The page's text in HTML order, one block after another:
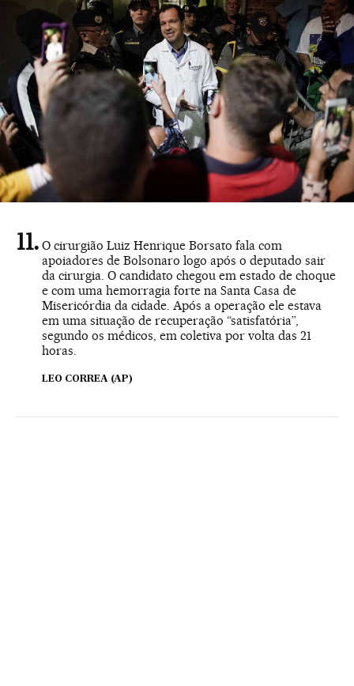
O cirurgião Luiz Henrique Borsato fala com
apoiadores de Bolsonaro logo após o deputado sair
da cirurgia. O candidato chegou em estado de choque
e com uma hemorragia forte na Santa Casa de
Misericórdia da cidade. Após a operação ele estava
em uma situação de recuperação “satisfatória”,
segundo os médicos, em coletiva por volta das 21
horas.
LEO CORREA (AP)